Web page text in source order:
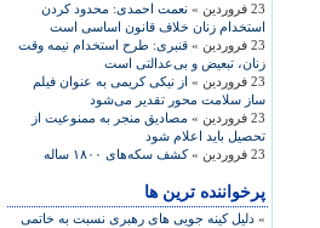
23 فروردین »
نعمت احمدی: محدود کردن
استخدام زنان خلاف قانون اساسی است
23 فروردین »
قنبری: طرح استخدام نیمه وقت
زنان، تبعیض و بی‌عدالتی است
23 فروردین »
از نیکی کریمی به عنوان فیلم
ساز سلامت محور تقدیر می‌شود
23 فروردین »
مصادیق منجر به ممنوعیت از
تحصیل باید اعلام شود
23 فروردین »
کشف سکه‌های ۱۸۰۰ ساله
پرخواننده ترین ها
» دلیل کینه جویی های رهبری نسبت به خاتمی